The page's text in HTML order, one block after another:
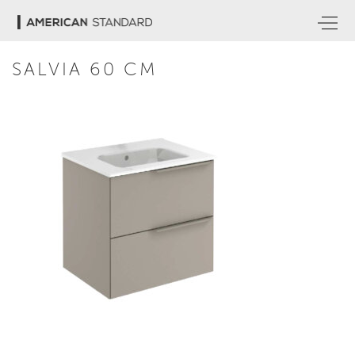
SALVIA 60 CM